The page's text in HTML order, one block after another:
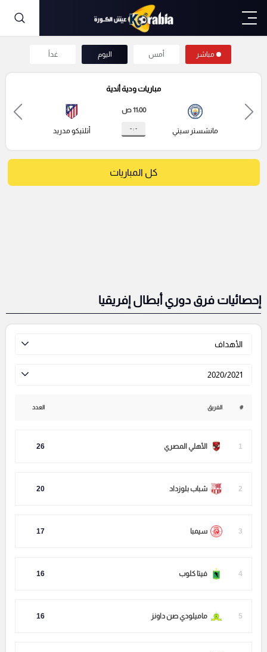
مباشر أمس اليوم غداً
مباريات ودية أندية
مانشستر سيتي
11:00 ص
- : - أتلتيكو مدريد
كل المباريات
إحصائيات فرق دوري أبطال إفريقيا
الأهداف
2020/2021
# الفريق العدد
1 الأهلي المصري 26
2 شباب بلوزداد 20
3 سيمبا 17
4 فيتا كلوب 16
5 ماميلودي صن داونز 16